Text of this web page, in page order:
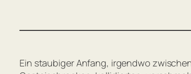
Ein staubiger Anfang, irgendwo